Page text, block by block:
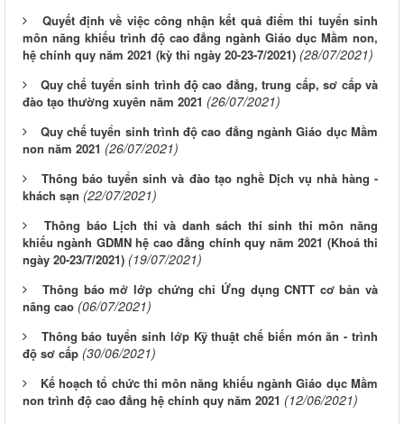
Quyết định về việc công nhận kết quả điểm thi tuyển sinh
môn năng khiếu trình độ cao đẳng ngành Giáo dục Mầm non,
hệ chính quy năm 2021 (kỳ thi ngày 20-23-7/2021) (28/07/2021)
Quy chế tuyển sinh trình độ cao đẳng, trung cấp, sơ cấp và
đào tạo thường xuyên năm 2021 (26/07/2021)
Quy chế tuyển sinh trình độ cao đẳng ngành Giáo dục Mầm
non năm 2021 (26/07/2021)
Thông báo tuyển sinh và đào tạo nghề Dịch vụ nhà hàng -
khách sạn (22/07/2021)
Thông báo Lịch thi và danh sách thí sinh thi môn năng
khiếu ngành GDMN hệ cao đẳng chính quy năm 2021 (Khoá thi
ngày 20-23/7/2021) (19/07/2021)
Thông báo mở lớp chứng chỉ Ứng dụng CNTT cơ bản và
nâng cao (06/07/2021)
Thông báo tuyển sinh lớp Kỹ thuật chế biến món ăn - trình
độ sơ cấp (30/06/2021)
Kế hoạch tổ chức thi môn năng khiếu ngành Giáo dục Mầm
non trình độ cao đẳng hệ chính quy năm 2021 (12/06/2021)